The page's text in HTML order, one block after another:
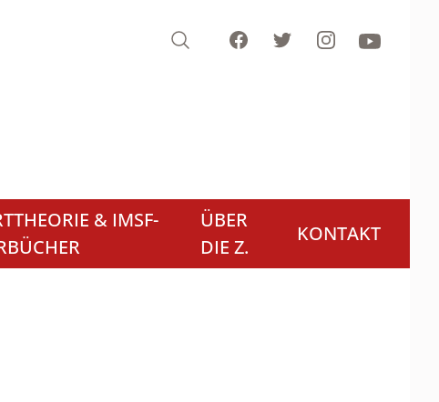
Search FacebookTwitterInstagramYoutube
& IMSF-
ÜBER
DIE Z.
KONTAKT